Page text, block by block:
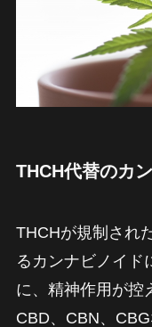
THCH代替のカ
THCHが規制され
るカンナビノイド
に、精神作用が控
CBD、CBN、